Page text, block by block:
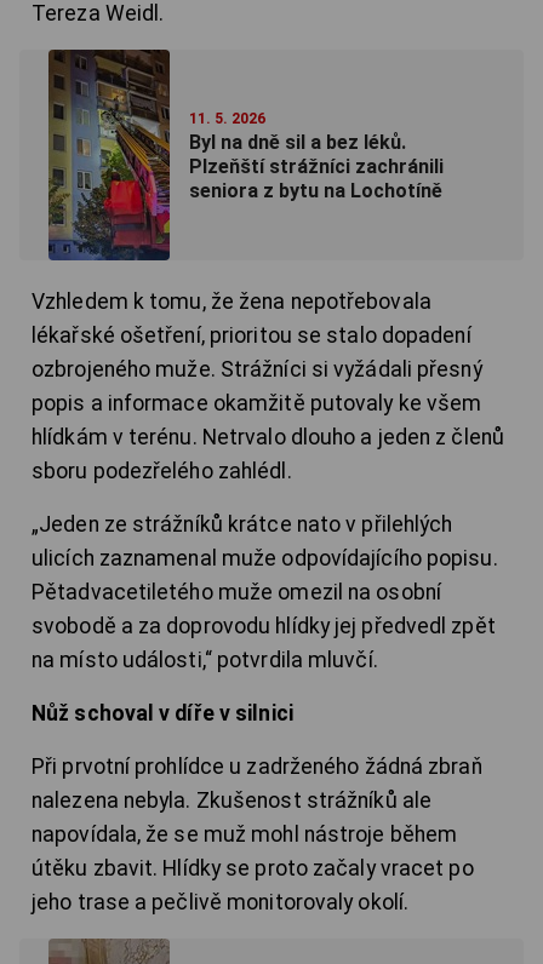
Tereza Weidl.
11. 5. 2026
Byl na dně sil a bez léků.
Plzeňští strážníci zachránili
seniora z bytu na Lochotíně
Vzhledem k tomu, že žena nepotřebovala
lékařské ošetření, prioritou se stalo dopadení
ozbrojeného muže. Strážníci si vyžádali přesný
popis a informace okamžitě putovaly ke všem
hlídkám v terénu. Netrvalo dlouho a jeden z členů
sboru podezřelého zahlédl.
„Jeden ze strážníků krátce nato v přilehlých
ulicích zaznamenal muže odpovídajícího popisu.
Pětadvacetiletého muže omezil na osobní
svobodě a za doprovodu hlídky jej předvedl zpět
na místo události,“ potvrdila mluvčí.
Nůž schoval v díře v silnici
Při prvotní prohlídce u zadrženého žádná zbraň
nalezena nebyla. Zkušenost strážníků ale
napovídala, že se muž mohl nástroje během
útěku zbavit. Hlídky se proto začaly vracet po
jeho trase a pečlivě monitorovaly okolí.